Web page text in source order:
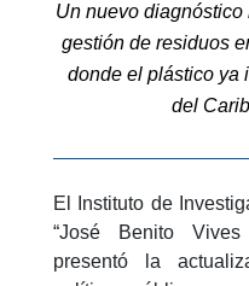
Un nuevo
gestión de residuos
donde el plástico ya
del
El Instituto de
“José Benito
presentó la